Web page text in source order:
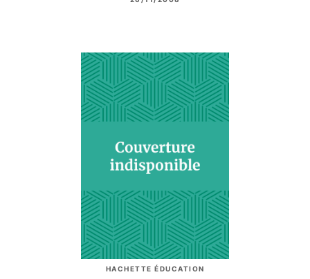
HACHETTE ÉDUCATION